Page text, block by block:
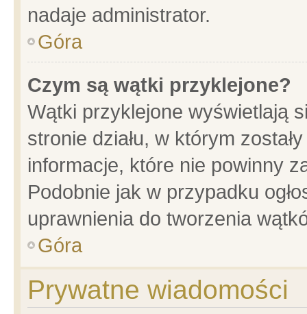
nadaje administrator.
Góra
Czym są wątki przyklejone?
Wątki przyklejone wyświetlają
stronie działu, w którym
informacje, które nie powinny
Podobnie jak w przypadku
uprawnienia do tworzenia
Góra
Prywatne wiadomości